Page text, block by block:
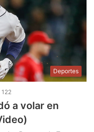
Deportes
122
a volar en